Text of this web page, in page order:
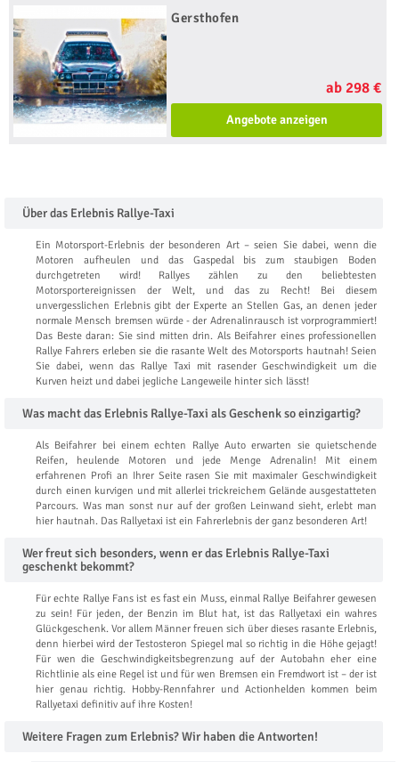
Gersthofen
ab 298 €
Angebote anzeigen
Über das Erlebnis Rallye-Taxi
Ein Motorsport-Erlebnis der besonderen Art – seien Sie dabei, wenn die
Motoren aufheulen und das Gaspedal bis zum staubigen Boden
durchgetreten wird! Rallyes zählen zu den beliebtesten
Motorsportereignissen der Welt, und das zu Recht! Bei diesem
unvergesslichen Erlebnis gibt der Experte an Stellen Gas, an denen jeder
normale Mensch bremsen würde - der Adrenalinrausch ist vorprogrammiert!
Das Beste daran: Sie sind mitten drin. Als Beifahrer eines professionellen
Rallye Fahrers erleben sie die rasante Welt des Motorsports hautnah! Seien
Sie dabei, wenn das Rallye Taxi mit rasender Geschwindigkeit um die
Kurven heizt und dabei jegliche Langeweile hinter sich lässt!
Was macht das Erlebnis Rallye-Taxi als Geschenk so einzigartig?
Als Beifahrer bei einem echten Rallye Auto erwarten sie quietschende
Reifen, heulende Motoren und jede Menge Adrenalin! Mit einem
erfahrenen Profi an Ihrer Seite rasen Sie mit maximaler Geschwindigkeit
durch einen kurvigen und mit allerlei trickreichem Gelände ausgestatteten
Parcours. Was man sonst nur auf der großen Leinwand sieht, erlebt man
hier hautnah. Das Rallyetaxi ist ein Fahrerlebnis der ganz besonderen Art!
Wer freut sich besonders, wenn er das Erlebnis Rallye-Taxi
geschenkt bekommt?
Für echte Rallye Fans ist es fast ein Muss, einmal Rallye Beifahrer gewesen
zu sein! Für jeden, der Benzin im Blut hat, ist das Rallyetaxi ein wahres
Glückgeschenk. Vor allem Männer freuen sich über dieses rasante Erlebnis,
denn hierbei wird der Testosteron Spiegel mal so richtig in die Höhe gejagt!
Für wen die Geschwindigkeitsbegrenzung auf der Autobahn eher eine
Richtlinie als eine Regel ist und für wen Bremsen ein Fremdwort ist – der ist
hier genau richtig. Hobby-Rennfahrer und Actionhelden kommen beim
Rallyetaxi definitiv auf ihre Kosten!
Weitere Fragen zum Erlebnis? Wir haben die Antworten!